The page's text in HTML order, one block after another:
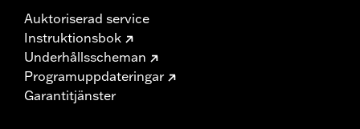
Auktoriserad service
Instruktionsbok
Underhållsscheman
Programuppdateringar
Garantitjänster